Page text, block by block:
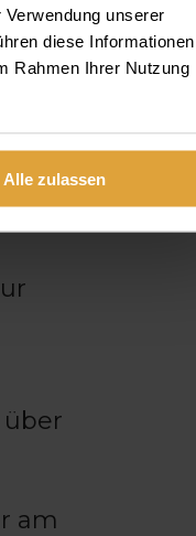
unserer
diese Informationen
Rahmen Ihrer Nutzung
Alle zulassen
die
über
am